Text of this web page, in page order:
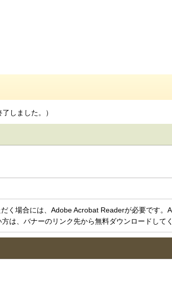
しました。）
く場合には、Adobe Acrobat Readerが必要です。
は、バナーのリンク先から無料ダウンロードしてく